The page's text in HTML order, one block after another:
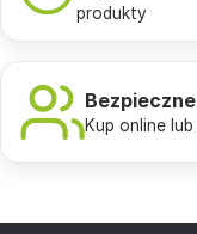
produkty
Kup online